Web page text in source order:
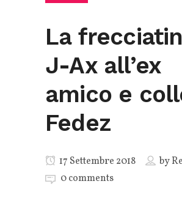
La
J-Ax all’ex
amico e
Fedez
17 Settembre 2018 by
0 comments